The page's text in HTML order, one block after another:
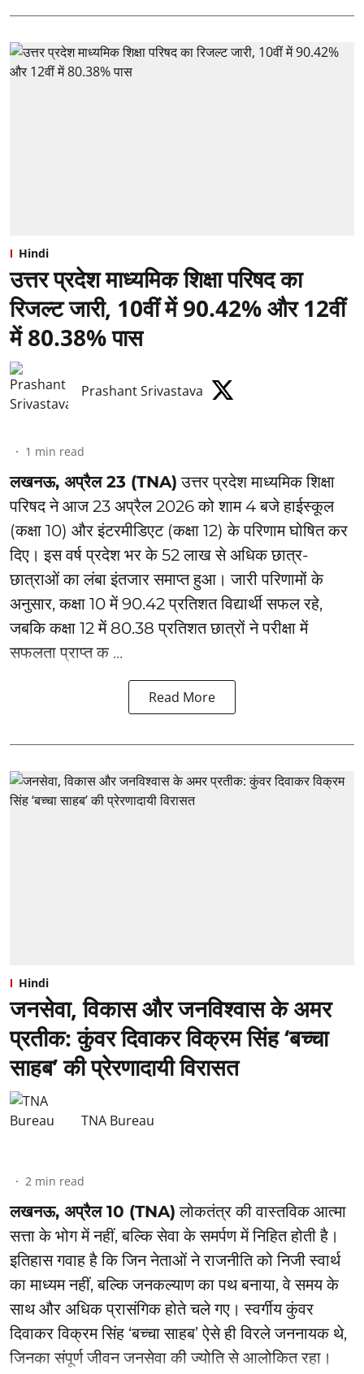
Hindi
उत्तर प्रदेश माध्यमिक शिक्षा परिषद का
रिजल्ट जारी, 10वीं में 90.42% और 12वीं
में 80.38% पास
Prashant Srivastava
1 min read
लखनऊ, अप्रैल 23 (TNA) उत्तर प्रदेश माध्यमिक शिक्षा
परिषद ने आज 23 अप्रैल 2026 को शाम 4 बजे हाईस्कूल
(कक्षा 10) और इंटरमीडिएट (कक्षा 12) के परिणाम घोषित कर
दिए। इस वर्ष प्रदेश भर के 52 लाख से अधिक छात्र-
छात्राओं का लंबा इंतजार समाप्त हुआ। जारी परिणामों के
अनुसार, कक्षा 10 में 90.42 प्रतिशत विद्यार्थी सफल रहे,
जबकि कक्षा 12 में 80.38 प्रतिशत छात्रों ने परीक्षा में
सफलता प्राप्त क ...
Read More
Hindi
जनसेवा, विकास और जनविश्वास के अमर
प्रतीक: कुंवर दिवाकर विक्रम सिंह ‘बच्चा
साहब’ की प्रेरणादायी विरासत
TNA Bureau
2 min read
लखनऊ, अप्रैल 10 (TNA) लोकतंत्र की वास्तविक आत्मा
सत्ता के भोग में नहीं, बल्कि सेवा के समर्पण में निहित होती है।
इतिहास गवाह है कि जिन नेताओं ने राजनीति को निजी स्वार्थ
का माध्यम नहीं, बल्कि जनकल्याण का पथ बनाया, वे समय के
साथ और अधिक प्रासंगिक होते चले गए। स्वर्गीय कुंवर
दिवाकर विक्रम सिंह ‘बच्चा साहब’ ऐसे ही विरले जननायक थे,
जिनका संपूर्ण जीवन जनसेवा की ज्योति से आलोकित रहा।